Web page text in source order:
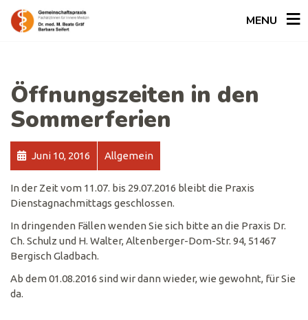
MENU
Öffnungszeiten in den
Sommerferien
Juni 10, 2016 Allgemein
In der Zeit vom 11.07. bis 29.07.2016 bleibt die Praxis
Dienstagnachmittags geschlossen.
In dringenden Fällen wenden Sie sich bitte an die Praxis Dr.
Ch. Schulz und H. Walter, Altenberger-Dom-Str. 94, 51467
Bergisch Gladbach.
Ab dem 01.08.2016 sind wir dann wieder, wie gewohnt, für Sie
da.